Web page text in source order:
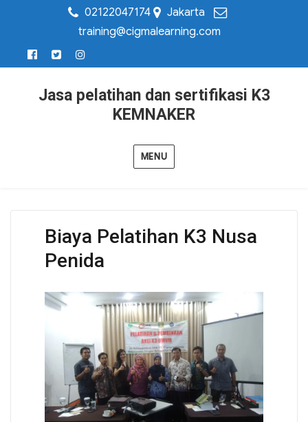
02122047174
Jakarta
training@cigmalearning.com
Jasa pelatihan dan sertifikasi K3
KEMNAKER
MENU
Biaya Pelatihan K3 Nusa
Penida